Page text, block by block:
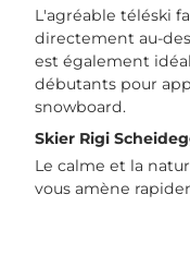
L'agréable téléski
directement au-
est également
débutants pour
snowboard.
Skier Rigi
Le calme et la
vous amène